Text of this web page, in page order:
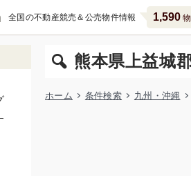
全国の不動産競売＆公売物件情報 1,590物
熊本県上益城
ホーム 条件検索 九州・沖縄